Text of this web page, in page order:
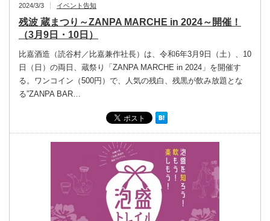
2024/3/3 イベント告知
残波 蔵まつり～ZANPA MARCHE in 2024～開催！
（3月9日・10日）
比嘉酒造（読谷村／比嘉兼作社長）は、令和6年3月9日（土）、10
日（日）の両日、蔵祭り「ZANPA MARCHE in 2024」を開催す
る。ワンコイン（500円）で、人気の残白、残黒が飲み放題とな
る”ZANPA BAR…